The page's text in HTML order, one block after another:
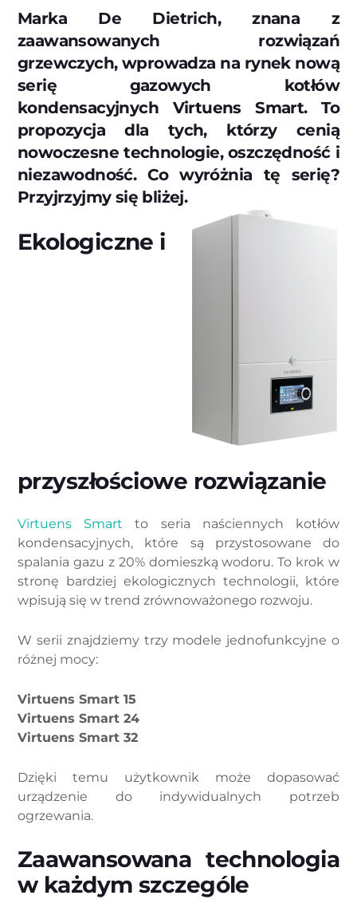
Marka De Dietrich, znana z
zaawansowanych rozwiązań
grzewczych, wprowadza na rynek nową
serię gazowych kotłów
kondensacyjnych Virtuens Smart. To
propozycja dla tych, którzy cenią
nowoczesne technologie, oszczędność i
niezawodność. Co wyróżnia tę serię?
Przyjrzyjmy się bliżej.
Ekologiczne i
przyszłościowe rozwiązanie
Virtuens Smart to seria naściennych kotłów
kondensacyjnych, które są przystosowane do
spalania gazu z 20% domieszką wodoru. To krok w
stronę bardziej ekologicznych technologii, które
wpisują się w trend zrównoważonego rozwoju.
W serii znajdziemy trzy modele jednofunkcyjne o
różnej mocy:
Virtuens Smart 15
Virtuens Smart 24
Virtuens Smart 32
Dzięki temu użytkownik może dopasować
urządzenie do indywidualnych potrzeb
ogrzewania.
Zaawansowana technologia
w każdym szczególe